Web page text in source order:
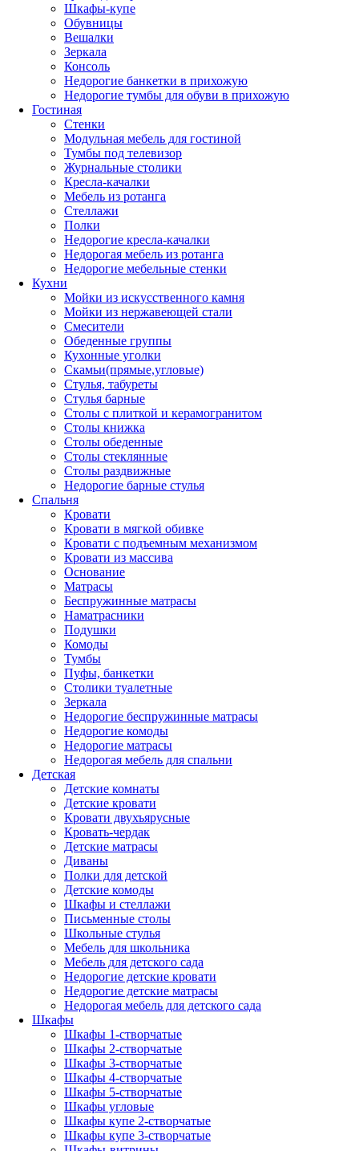
Шкафы-купе
Обувницы
Вешалки
Зеркала
Консоль
Недорогие банкетки в прихожую
Недорогие тумбы для обуви в прихожую
Гостиная
Стенки
Модульная мебель для гостиной
Тумбы под телевизор
Журнальные столики
Кресла-качалки
Мебель из ротанга
Стеллажи
Полки
Недорогие кресла-качалки
Недорогая мебель из ротанга
Недорогие мебельные стенки
Кухни
Мойки из искусственного камня
Мойки из нержавеющей стали
Смесители
Обеденные группы
Кухонные уголки
Скамьи(прямые,угловые)
Стулья, табуреты
Стулья барные
Столы с плиткой и керамогранитом
Столы книжка
Столы обеденные
Столы стеклянные
Столы раздвижные
Недорогие барные стулья
Спальня
Кровати
Кровати в мягкой обивке
Кровати с подъемным механизмом
Кровати из массива
Основание
Матрасы
Беспружинные матрасы
Наматрасники
Подушки
Комоды
Тумбы
Пуфы, банкетки
Столики туалетные
Зеркала
Недорогие беспружинные матрасы
Недорогие комоды
Недорогие матрасы
Недорогая мебель для спальни
Детская
Детские комнаты
Детские кровати
Кровати двухъярусные
Кровать-чердак
Детские матрасы
Диваны
Полки для детской
Детские комоды
Шкафы и стеллажи
Письменные столы
Школьные стулья
Мебель для школьника
Мебель для детского сада
Недорогие детские кровати
Недорогие детские матрасы
Недорогая мебель для детского сада
Шкафы
Шкафы 1-створчатые
Шкафы 2-створчатые
Шкафы 3-створчатые
Шкафы 4-створчатые
Шкафы 5-створчатые
Шкафы угловые
Шкафы купе 2-створчатые
Шкафы купе 3-створчатые